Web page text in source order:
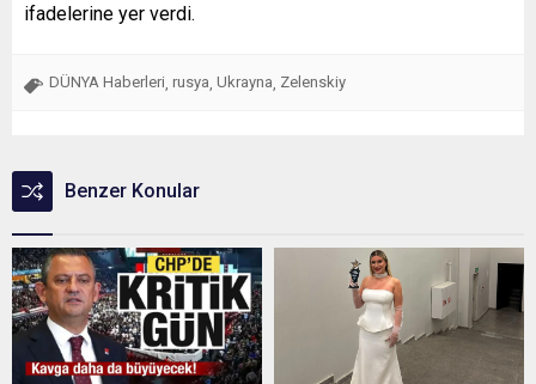
ifadelerine yer verdi.
DÜNYA Haberleri rusya Ukrayna Zelenskiy
Benzer Konular